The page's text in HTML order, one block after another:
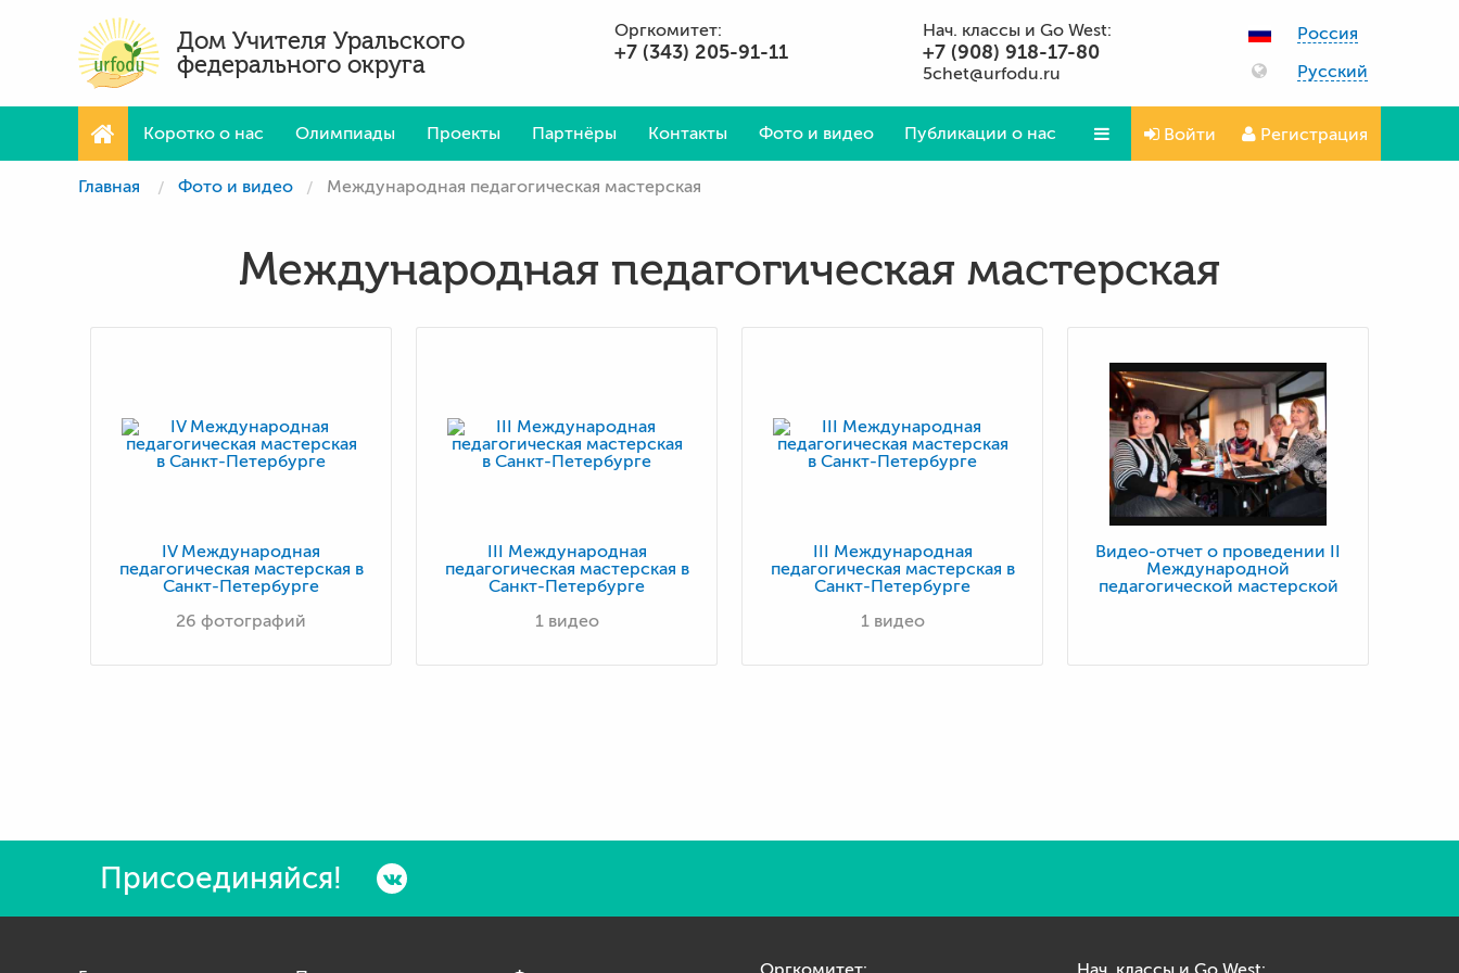
Дом Учителя Уральского
федерального округа
Оргкомитет: Нач. классы и Go West:
+7 (343) 205-91-11 +7 (908) 918-17-80
5chet@urfodu.ru
Россия
Русский
Коротко о нас Олимпиады Проекты Партнёры Контакты Фото и видео Публикации о нас
Вопросы и ответы
Войти Регистрация
Главная Фото и видео Международная педагогическая мастерская
Международная педагогическая мастерская
IV Международная
педагогическая мастерская в
Санкт-Петербурге
26 фотографий
III Международная
педагогическая мастерская в
Санкт-Петербурге
1 видео
III Международная
педагогическая мастерская в
Санкт-Петербурге
1 видео
Видео-отчет о проведении II
Международной
педагогической мастерской
Присоединяйся!